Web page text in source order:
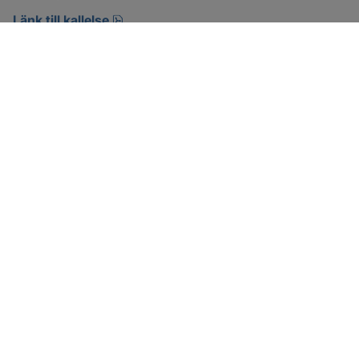
Länk till kallelse
pdf, öppnas i nytt fönster.